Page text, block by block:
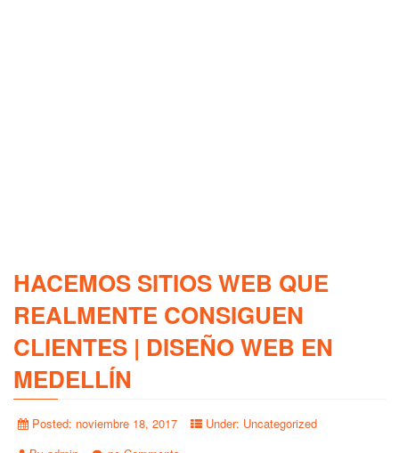
HACEMOS SITIOS WEB QUE
REALMENTE CONSIGUEN
CLIENTES | DISEÑO WEB EN
MEDELLÍN
Posted: noviembre 18, 2017 Under: Uncategorized